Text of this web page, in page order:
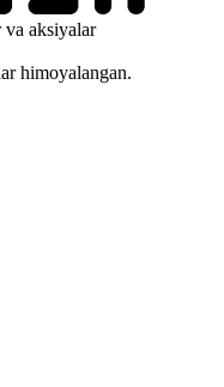
aksiyalar
himoyalangan.